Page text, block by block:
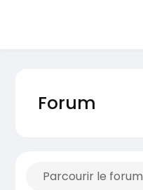
Forum
Parcourir le forum